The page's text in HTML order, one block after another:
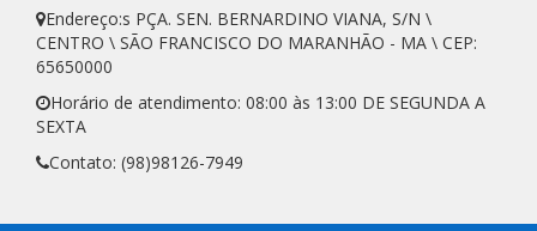
Endereço:s PÇA. SEN. BERNARDINO VIANA, S/N \
CENTRO \ SÃO FRANCISCO DO MARANHÃO - MA \ CEP:
65650000
Horário de atendimento: 08:00 às 13:00 DE SEGUNDA A
SEXTA
Contato: (98)98126-7949